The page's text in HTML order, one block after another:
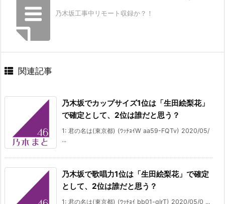
乃木坂工事中リモート収録か？！
関連記事
乃木坂でカップサイズ1位は「生田絵梨花」
で確定として、2位は誰だと思う？
1: 君の名は(東京都) (ﾜｯﾁｮｲW aa59-FQTv) 2020/05/
...
乃木坂で歌唱力1位は「生田絵梨花」で確定
として、2位は誰だと思う？
1: 君の名は(東京都) (ﾜｯﾁｮｲ bb01-gIrT) 2020/05/0 ...